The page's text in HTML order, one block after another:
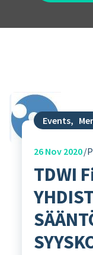
Events,
26Nov 2020
TDWI